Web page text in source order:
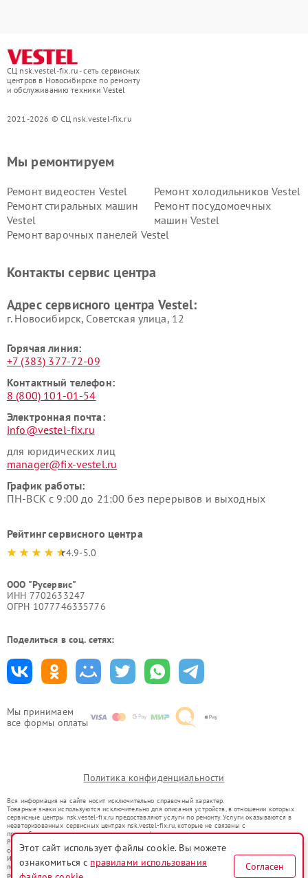
СЦ nsk.vestel-fix.ru - сеть сервисных
центров в Новосибирске по ремонту
и обслуживанию техники Vestel
2021-2026 © СЦ nsk.vestel-fix.ru
Мы принимаем
все формы оплаты
Мы ремонтируем
Ремонт видеостен Vestel
Ремонт холодильников Vestel
Ремонт стиральных машин
Vestel
Ремонт посудомоечных
машин Vestel
Ремонт варочных панелей Vestel
Контакты сервис центра
Адрес сервисного центра Vestel:
г. Новосибирск, Советская улица, 12
Горячая линия:
+7 (383) 377-72-09
Контактный телефон:
8 (800) 101-01-54
Электронная почта:
info@vestel-fix.ru
для юридических лиц
manager@fix-vestel.ru
График работы:
ПН-ВСК с 9:00 до 21:00 без перерывов и выходных
Рейтинг сервисного центра
4.9-5.0
ООО "Русервис"
ИНН 7702633247
ОГРН 1077746335776
Поделиться в соц. сетях:
Политика конфиденциальности
Вся информация на сайте носит исключительно справочный характер.
Товарные знаки используются исключительно для описания устройств, в отношении которых
сервисные центры nsk.vestel-fix.ru предоставляют услуги по ремонту. Услуги оказываются в
неавторизованных сервисных центрах nsk.vestel-fix.ru, которые не связаны с
правообладателями товарных знаков или их официальными представителями.
Ремонт осуществляется для устройств, уже введенных в гражданский оборот в соответствии
со статьей 1487 ГК РФ.
Использование товарных знаков не преследует цели индивидуализации услуг или введения
потребителей в заблуждение, а служит для информирования о предоставляемых услугах по
ремонту техники указанных брендов.
Этот сайт использует файлы cookie. Вы можете
ознакомиться с правилами использования
Согласен